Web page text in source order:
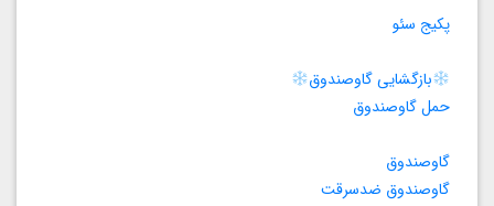
پکیج سئو
بازگشایی گاوصندوق
حمل گاوصندوق
گاوصندوق
گاوصندوق ضدسرقت